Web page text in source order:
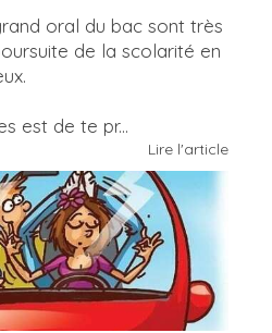
oral du bac sont très
de la scolarité en
est de te pr...
Lire l'article